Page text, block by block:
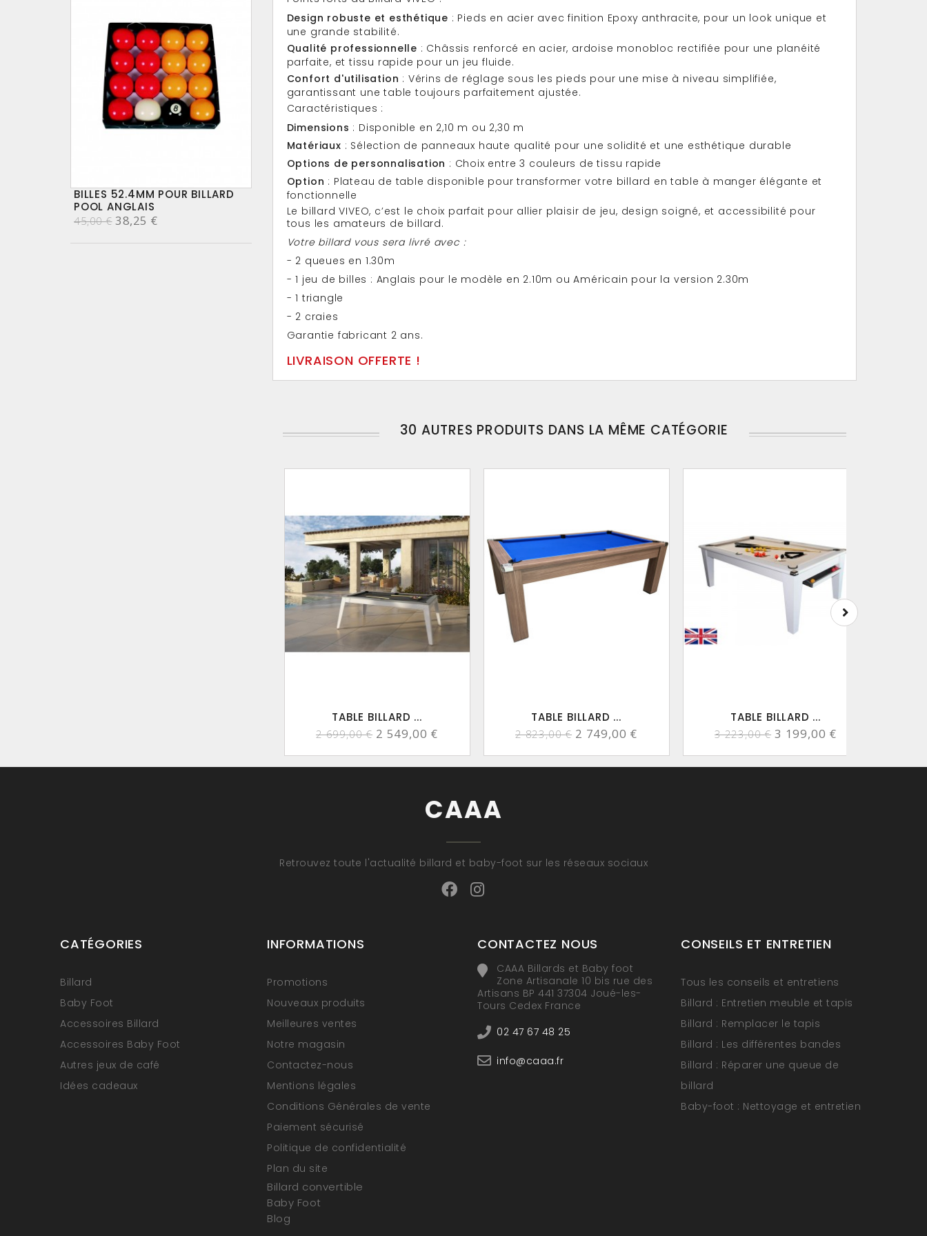
BILLES 52.4MM POUR BILLARD
POOL ANGLAIS
45,00 €38,25 €
Design robuste et esthétique : Pieds en acier avec finition Epoxy anthracite, pour un look unique et
une grande stabilité.
Qualité professionnelle : Châssis renforcé en acier, ardoise monobloc rectifiée pour une planéité
parfaite, et tissu rapide pour un jeu fluide.
Confort d'utilisation : Vérins de réglage sous les pieds pour une mise à niveau simplifiée,
garantissant une table toujours parfaitement ajustée.
Caractéristiques :
Dimensions : Disponible en 2,10 m ou 2,30 m
Matériaux : Sélection de panneaux haute qualité pour une solidité et une esthétique durable
Options de personnalisation : Choix entre 3 couleurs de tissu rapide
Option : Plateau de table disponible pour transformer votre billard en table à manger élégante et
fonctionnelle
Le billard VIVEO, c’est le choix parfait pour allier plaisir de jeu, design soigné, et accessibilité pour
tous les amateurs de billard.
Votre billard vous sera livré avec :
- 2 queues en 1.30m
- 1 jeu de billes : Anglais pour le modèle en 2.10m ou Américain pour la version 2.30m
- 1 triangle
- 2 craies
Garantie fabricant 2 ans.
LIVRAISON OFFERTE !
30 AUTRES PRODUITS DANS LA MÊME CATÉGORIE
TABLE BILLARD ...
2 699,00 € 2 549,00 €
TABLE BILLARD ...
2 823,00 € 2 749,00 €
TABLE BILLARD ...
3 223,00 € 3 199,00 €
CAAA
Retrouvez toute l'actualité billard et baby-foot sur les réseaux sociaux
CATÉGORIES
Billard
Baby Foot
Accessoires Billard
Accessoires Baby Foot
Autres jeux de café
Idées cadeaux
INFORMATIONS
Promotions
Nouveaux produits
Meilleures ventes
Notre magasin
Contactez-nous
Mentions légales
Conditions Générales de vente
Paiement sécurisé
Politique de confidentialité
Plan du site
Billard convertible
Baby Foot
Blog
CONTACTEZ NOUS
CAAA Billards et Baby foot
Zone Artisanale 10 bis rue des
Artisans BP 441 37304 Joué-les-
Tours Cedex France
02 47 67 48 25
info@caaa.fr
CONSEILS ET ENTRETIEN
Tous les conseils et entretiens
Billard : Entretien meuble et tapis
Billard : Remplacer le tapis
Billard : Les différentes bandes
Billard : Réparer une queue de
billard
Baby-foot : Nettoyage et entretien